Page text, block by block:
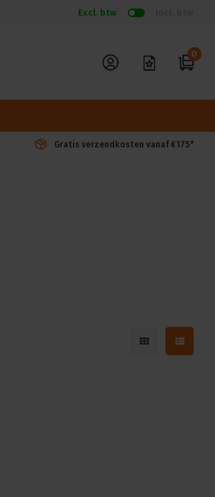
Excl. btw
0
Gratis verzendkosten vanaf €175*